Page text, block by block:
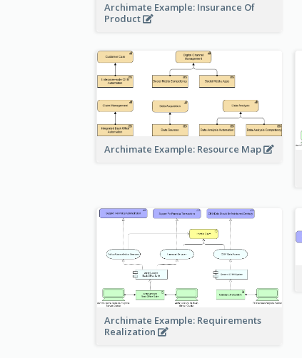
Archimate Example: Insurance Of
Product
Archimate Example: Resource Map
Archimate Example: Requirements
Realization